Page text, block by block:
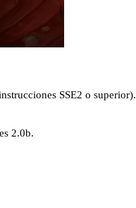
SSE2 o superior).
2.0b.